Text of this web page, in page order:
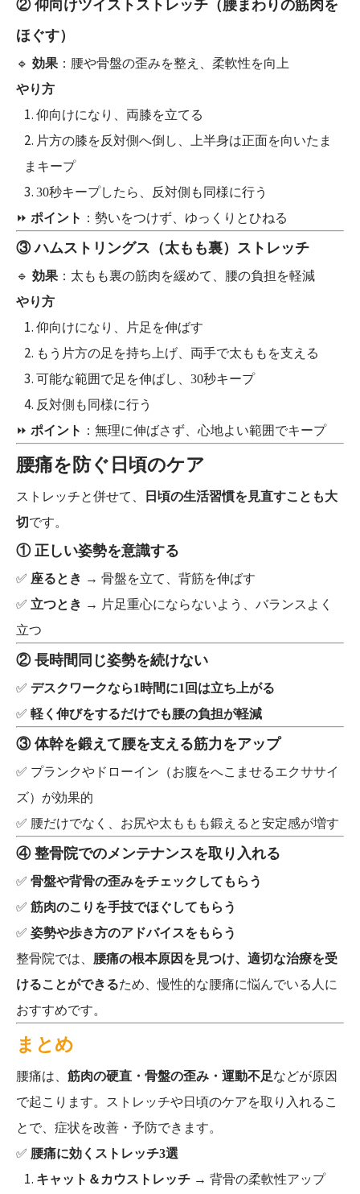
② 仰向けツイストストレッチ（腰まわりの筋肉を
ほぐす）
🔹 効果 ：腰や骨盤の歪みを整え、柔軟性を向上
やり方
仰向けになり、両膝を立てる
片方の膝を反対側へ倒し、上半身は正面を向いたま
まキープ
30秒キープしたら、反対側も同様に行う
⏩ ポイント ：勢いをつけず、ゆっくりとひねる
③ ハムストリングス（太もも裏）ストレッチ
🔹 効果 ：太もも裏の筋肉を緩めて、腰の負担を軽減
やり方
仰向けになり、片足を伸ばす
もう片方の足を持ち上げ、両手で太ももを支える
可能な範囲で足を伸ばし、30秒キープ
反対側も同様に行う
⏩ ポイント ：無理に伸ばさず、心地よい範囲でキープ
腰痛を防ぐ日頃のケア
ストレッチと併せて、
日頃の生活習慣を見直すことも大
切 です。
① 正しい姿勢を意識する
✅ 座るとき → 骨盤を立て、背筋を伸ばす
✅ 立つとき → 片足重心にならないよう、バランスよく
立つ
② 長時間同じ姿勢を続けない
✅ デスクワークなら1時間に1回は立ち上がる
✅ 軽く伸びをするだけでも腰の負担が軽減
③ 体幹を鍛えて腰を支える筋力をアップ
✅ プランクやドローイン（お腹をへこませるエクササイ
ズ）が効果的
✅ 腰だけでなく、お尻や太ももも鍛えると安定感が増す
④ 整骨院でのメンテナンスを取り入れる
✅ 骨盤や背骨の歪みをチェックしてもらう
✅ 筋肉のこりを手技でほぐしてもらう
✅ 姿勢や歩き方のアドバイスをもらう
整骨院では、 腰痛の根本原因を見つけ、適切な治療を受
けることができるため、慢性的な腰痛に悩んでいる人に
おすすめです。
まとめ
腰痛は、 筋肉の硬直・骨盤の歪み・運動不足などが原因
で起こります。ストレッチや日頃のケアを取り入れるこ
とで、症状を改善・予防できます。
✅ 腰痛に効くストレッチ3選
キャット＆カウストレッチ → 背骨の柔軟性アップ